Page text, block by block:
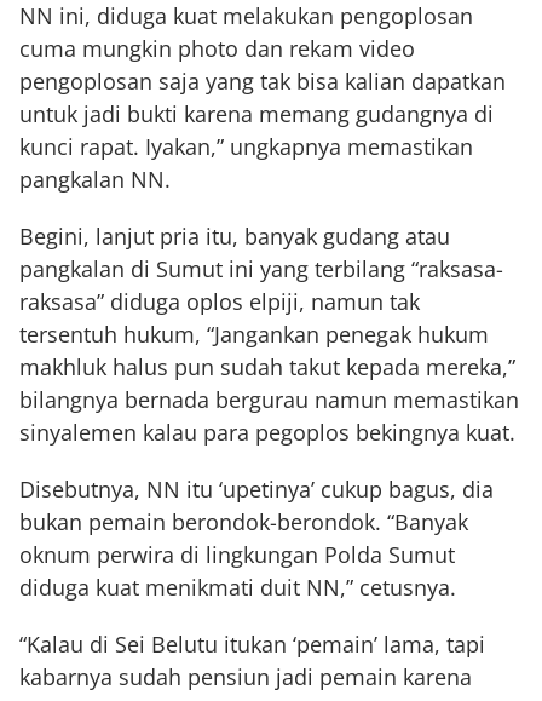
NN ini, diduga kuat melakukan pengoplosan
cuma mungkin photo dan rekam video
pengoplosan saja yang tak bisa kalian dapatkan
untuk jadi bukti karena memang gudangnya di
kunci rapat. Iyakan,” ungkapnya memastikan
pangkalan NN.
Begini, lanjut pria itu, banyak gudang atau
pangkalan di Sumut ini yang terbilang “raksasa-
raksasa” diduga oplos elpiji, namun tak
tersentuh hukum, “Jangankan penegak hukum
makhluk halus pun sudah takut kepada mereka,”
bilangnya bernada bergurau namun memastikan
sinyalemen kalau para pegoplos bekingnya kuat.
Disebutnya, NN itu ‘upetinya’ cukup bagus, dia
bukan pemain berondok-berondok. “Banyak
oknum perwira di lingkungan Polda Sumut
diduga kuat menikmati duit NN,” cetusnya.
“Kalau di Sei Belutu itukan ‘pemain’ lama, tapi
kabarnya sudah pensiun jadi pemain karena